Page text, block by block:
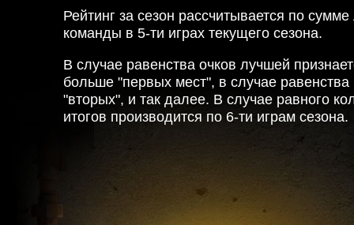
Рейтинг за сезон рассчитывается по
команды в 5-ти играх текущего сезона.
В случае равенства очков лучшей
больше "первых мест", в случае равенства
"вторых", и так далее. В случае равного
итогов производится по 6-ти играм сезона.